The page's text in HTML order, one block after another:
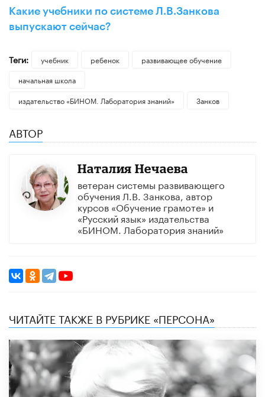
Какие учебники по системе Л.В.Занкова
выпускают сейчас?
Теги: учебник ребенок
развивающее обучение
начальная школа
издательство «БИНОМ. Лаборатория знаний»
Занков
АВТОР
Наталия Нечаева
ветеран системы развивающего
обучения Л.В. Занкова, автор
курсов «Обучение грамоте» и
«Русский язык» издательства
«БИНОМ. Лаборатория знаний»
ЧИТАЙТЕ ТАКЖЕ В РУБРИКЕ «ПЕРСОНА»